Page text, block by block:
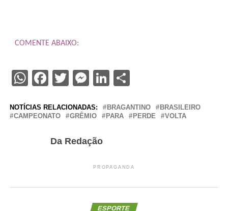
COMENTE ABAIXO:
WhatsApp
Facebook
Twitter
Messenger
LinkedIn
Share
NOTÍCIAS RELACIONADAS: BRAGANTINO
BRASILEIRO
CAMPEONATO
GRÊMIO PARA PERDE VOLTA
Da Redação
PROPAGANDA
ESPORTE